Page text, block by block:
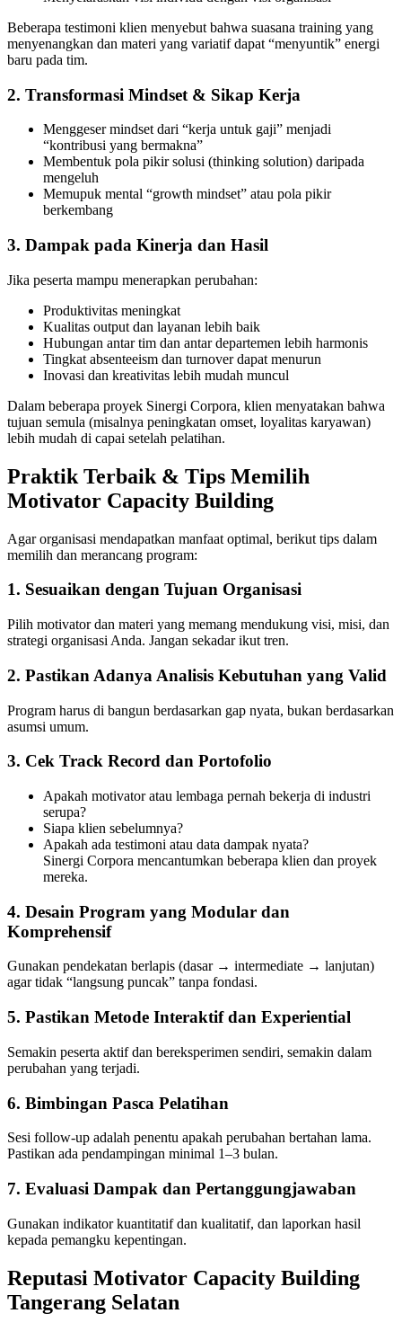
Beberapa testimoni klien menyebut bahwa suasana training yang
menyenangkan dan materi yang variatif dapat “menyuntik” energi
baru pada tim.
2. Transformasi Mindset & Sikap Kerja
Menggeser mindset dari “kerja untuk gaji” menjadi
“kontribusi yang bermakna”
Membentuk pola pikir solusi (thinking solution) daripada
mengeluh
Memupuk mental “growth mindset” atau pola pikir
berkembang
3. Dampak pada Kinerja dan Hasil
Jika peserta mampu menerapkan perubahan:
Produktivitas meningkat
Kualitas output dan layanan lebih baik
Hubungan antar tim dan antar departemen lebih harmonis
Tingkat absenteeism dan turnover dapat menurun
Inovasi dan kreativitas lebih mudah muncul
Dalam beberapa proyek Sinergi Corpora, klien menyatakan bahwa
tujuan semula (misalnya peningkatan omset, loyalitas karyawan)
lebih mudah di capai setelah pelatihan.
Praktik Terbaik & Tips Memilih
Motivator Capacity Building
Agar organisasi mendapatkan manfaat optimal, berikut tips dalam
memilih dan merancang program:
1. Sesuaikan dengan Tujuan Organisasi
Pilih motivator dan materi yang memang mendukung visi, misi, dan
strategi organisasi Anda. Jangan sekadar ikut tren.
2. Pastikan Adanya Analisis Kebutuhan yang Valid
Program harus di bangun berdasarkan gap nyata, bukan berdasarkan
asumsi umum.
3. Cek Track Record dan Portofolio
Apakah motivator atau lembaga pernah bekerja di industri
serupa?
Siapa klien sebelumnya?
Apakah ada testimoni atau data dampak nyata?
Sinergi Corpora mencantumkan beberapa klien dan proyek
mereka.
4. Desain Program yang Modular dan
Komprehensif
Gunakan pendekatan berlapis (dasar → intermediate → lanjutan)
agar tidak “langsung puncak” tanpa fondasi.
5. Pastikan Metode Interaktif dan Experiential
Semakin peserta aktif dan bereksperimen sendiri, semakin dalam
perubahan yang terjadi.
6. Bimbingan Pasca Pelatihan
Sesi follow-up adalah penentu apakah perubahan bertahan lama.
Pastikan ada pendampingan minimal 1–3 bulan.
7. Evaluasi Dampak dan Pertanggungjawaban
Gunakan indikator kuantitatif dan kualitatif, dan laporkan hasil
kepada pemangku kepentingan.
Reputasi Motivator Capacity Building
Tangerang Selatan